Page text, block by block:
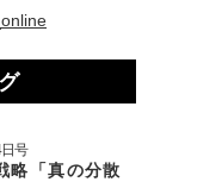
号
略「真の分散